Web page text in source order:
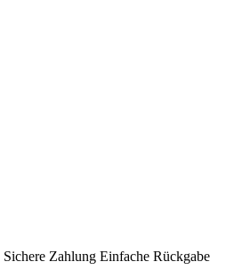
Sichere Zahlung Einfache Rückgabe